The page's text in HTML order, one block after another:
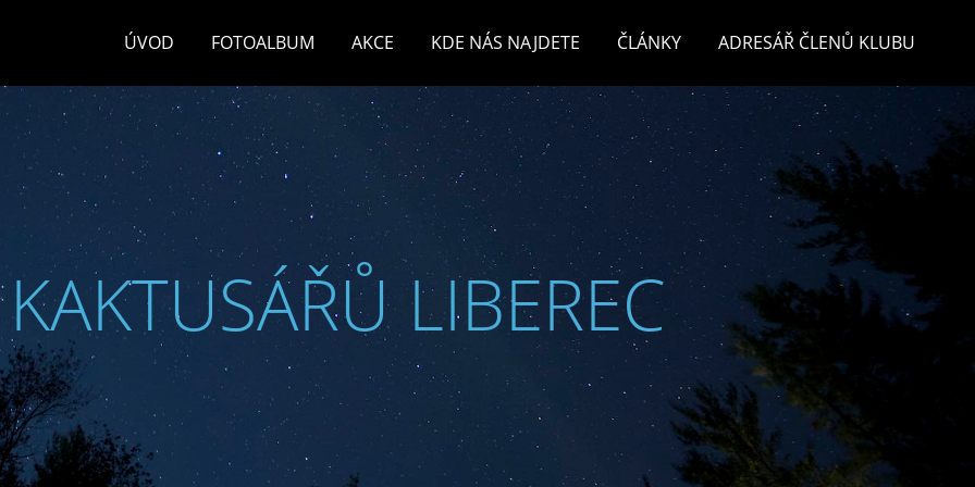
ÚVOD FOTOALBUM AKCE KDE NÁS NAJDETE ČLÁNKY ADRESÁŘ ČLENŮ KLUBU
LIBEREC